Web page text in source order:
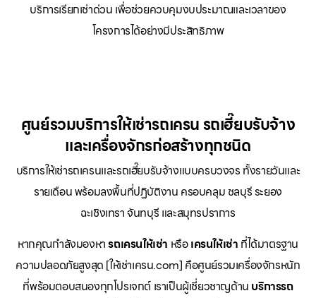
บริการเรียกเช่าด่วน เพื่อช่วยควบคุมงบประมาณและเวลาของ
โครงการได้อย่างมีประสิทธิภาพ
ศูนย์รวมบริการให้เช่ารถเครน รถเฮี๊ยบรับจ้าง
และเครื่องจักรก่อสร้างทุกชนิด
บริการให้เช่ารถเครนและรถเฮี๊ยบรับจ้างแบบครบวงจร ทั้งรายวันและ
รายเดือน พร้อมลงพื้นที่ปฏิบัติงาน ครอบคลุม ชลบุรี ระยอง
ฉะเชิงเทรา จันทบุรี และสมุทรปราการ
หากคุณกำลังมองหารถเครนให้เช่า หรือเครนให้เช่า ที่ได้มาตรฐาน
ความปลอดภัยสูงสุด [ให้เช่าเครน.com] คือศูนย์รวมเครื่องจักรหนัก
ที่พร้อมตอบสนองทุกโปรเจกต์ เราเป็นผู้เชี่ยวชาญด้าน บริการรถ